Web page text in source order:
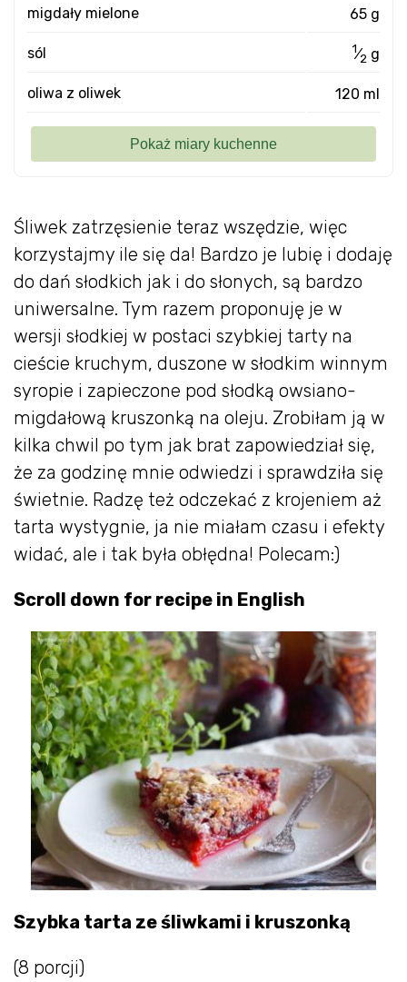
Śliwek zatrzęsienie teraz wszędzie, więc
korzystajmy ile się da! Bardzo je lubię i dodaję
do dań słodkich jak i do słonych, są bardzo
uniwersalne. Tym razem proponuję je w
wersji słodkiej w postaci szybkiej tarty na
cieście kruchym, duszone w słodkim winnym
syropie i zapieczone pod słodką owsiano-
migdałową kruszonką na oleju. Zrobiłam ją w
kilka chwil po tym jak brat zapowiedział się,
że za godzinę mnie odwiedzi i sprawdziła się
świetnie. Radzę też odczekać z krojeniem aż
tarta wystygnie, ja nie miałam czasu i efekty
widać, ale i tak była obłędna! Polecam:)
Scroll down for recipe in English
Szybka tarta ze śliwkami i kruszonką
(8 porcji)
migdały mielone 65 g
sól 1⁄2 g
oliwa z oliwek 120 ml